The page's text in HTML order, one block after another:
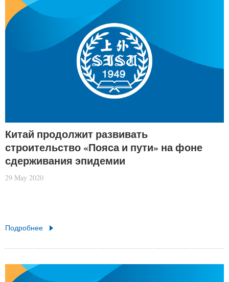
Китай продолжит развивать
строительство «Пояса и пути» на фоне
сдерживания эпидемии
29 May 2020
Подробнее